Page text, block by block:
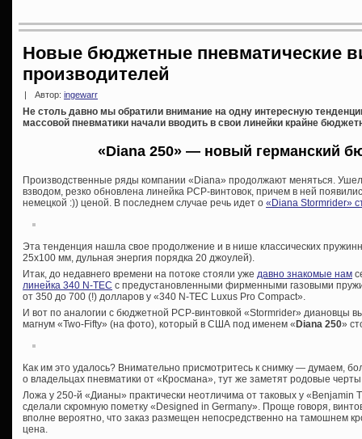
Новые бюджетные пневматические
производителей
Автор: ingewarr
Не столь давно мы обратили внимание на одну интересную
массовой пневматики начали вводить в свои линейки крайне
«Diana 250» — новый германский
Производственные ряды компании «Diana» продолжают меняться.
взводом, резко обновлена линейка PCP-винтовок, причем в ней
немецкой :)) ценой. В последнем случае речь идет о «Diana Stormrider»
Эта тенденция нашла свое продолжение и в нише классических
25х100 мм, дульная энергия порядка 20 джоулей).
Итак, до недавнего времени на потоке стояли уже давно знакомые нам
линейка 340 N-TEC с предустановленными фирменными газовыми
от 350 до 700 (!) долларов у «340 N-TEC Luxus Pro Compact».
И вот по аналогии с бюджетной PCP-винтовкой «Stormrider» диановцы
магнум «Two-Fifty» (на фото), который в США под именем « Diana 250»
Как им это удалось? Внимательно присмотритесь к снимку — думаем,
о владельцах пневматики от «Кросмана», тут же заметят родовые
Ложа у 250-й «Дианы» практически неотличима от таковых у «Benjamin
сделали скромную пометку «Designed in Germany». Проще говоря,
вполне вероятно, что заказ размещен непосредственно на тамошнем
цена.